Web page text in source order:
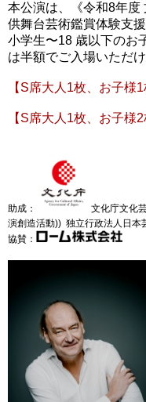
本公演は、《令和8年度
供舞台芸術鑑賞体験支
小学生〜18 歳以下のお
は半額でご入場いただ
【S席大人1枚、お子様1
【S席大人1枚、お子様2
助成： 文化庁文化
演創造活動)) 独立行政法人日本
協賛：